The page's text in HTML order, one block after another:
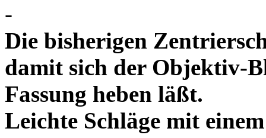
-
Die bisherigen
damit sich der Objektiv-
Fassung heben läßt.
Leichte Schläge mit